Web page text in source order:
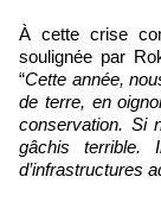
À cette crise
soulignée par
“Cette année,
de terre, en
conservation. Si
gâchis terrible.
d’infrastructures